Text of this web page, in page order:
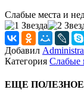
Слабые места и
Добавил
Категория Слабые
ЕЩЕ